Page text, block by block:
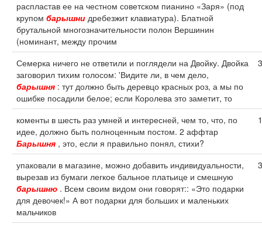
распластав ее на честном советском пианино «Заря» (под
крупом барышни дребезжит клавиатура). Блатной
брутальной многозначительности полон Вершинин
(номинант, между прочим
Семерка ничего не ответили и поглядели на Двойку. Двойка
заговорил тихим голосом: 'Видите ли, в чем дело,
барышня : тут должно быть деревцо красных роз, а мы по
ошибке посадили белое; если Королева это заметит, то
3
коменты в шесть раз умней и интересней, чем то, что, по
идее, должно быть полноценным постом. 2 аффтар
Барышня , это, если я правильно понял, стихи?
1
упаковали в магазине, можно добавить индивидуальности,
вырезав из бумаги легкое бальное платьице и смешную
барышню . Всем своим видом они говорят:: «Это подарки
для девочек!» А вот подарки для больших и маленьких
мальчиков
3